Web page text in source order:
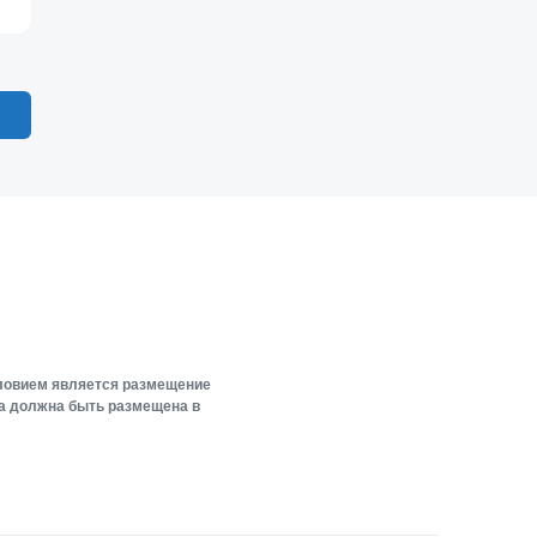
является размещение
должна быть размещена в